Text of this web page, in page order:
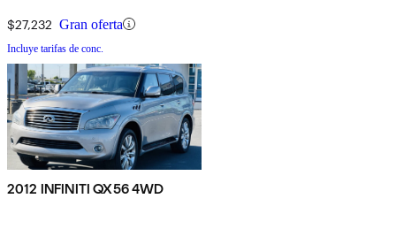
$27,232 Gran oferta
Incluye tarifas de conc.
2012 INFINITI QX56 4WD